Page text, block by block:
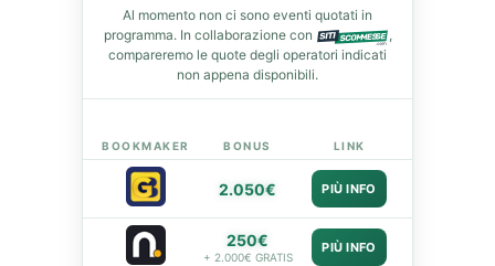
Al momento non ci sono eventi quotati in
programma. In collaborazione con
,
compareremo le quote degli operatori indicati
non appena disponibili.
BOOKMAKER BONUS LINK
2.050€ PIÙ INFO
250€
+ 2.000€ GRATIS
PIÙ INFO